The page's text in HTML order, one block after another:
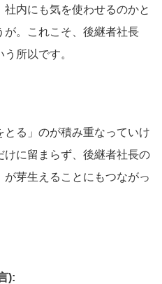
内にも気を使わせるのかと
が。これこそ、後継者社長
所以です。
る」のが積み重なっていけ
に留まらず、後継者社長の
芽生えることにもつながっ
):